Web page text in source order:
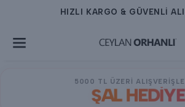
HIZLI KARGO & GÜVENLİ
5000 TL ÜZERİ
ŞAL HEDİYE